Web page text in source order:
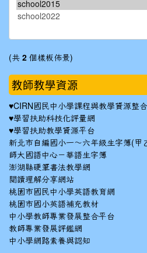
(共 2 個樣板佈景)
教師教學資源
♥CIRN國民中小學課程與教學資源整
♥學習扶助科技化評量網
♥學習扶助教學資源平台
新北市自編國小一～六年級生字簿(甲
師大國語中心－華語生字簿
澎湖縣硬筆書法教學網
閱讀理解分享網站
桃園市國民中小學英語教育網
桃園市國小英語補充教材
中小學教師專業發展整合平台
教師專業發展評鑑網
中小學網路素養與認知